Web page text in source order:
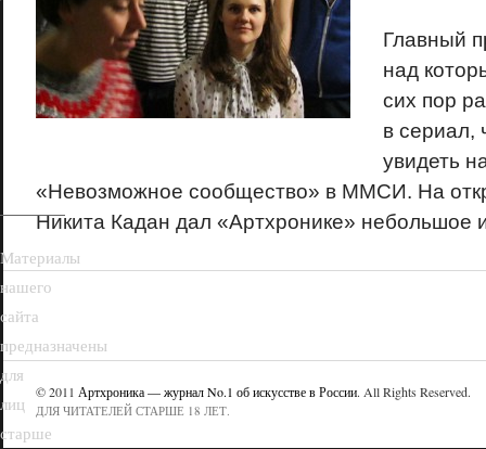
Главный
над
сих пор
в сериал,
увидеть
«Невозможное сообщество» в ММСИ. На
Никита Кадан дал «Артхронике» небольшое
© 2011 Артхроника — журнал No.1 об искусстве в России. All Rights Reserved.
ДЛЯ ЧИТАТЕЛЕЙ СТАРШЕ 18 ЛЕТ.
18+
Материалы
нашего
сайта
предназначены
для
лиц
старше